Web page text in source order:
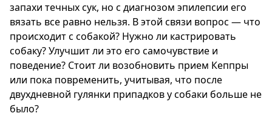
запахи течных сук, но с диагнозом эпилепсии его
вязать все равно нельзя. В этой связи вопрос — что
происходит с собакой? Нужно ли кастрировать
собаку? Улучшит ли это его самочувствие и
поведение? Стоит ли возобновить прием Кеппры
или пока повременить, учитывая, что после
двухдневной гулянки припадков у собаки больше не
было?